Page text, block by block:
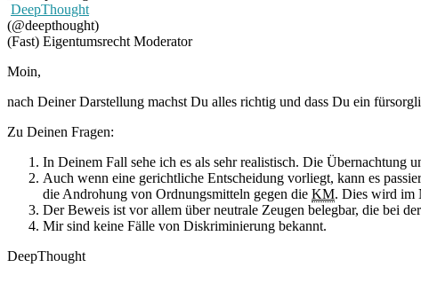
DeepThought
(@deepthought)
(Fast) Eigentumsrecht Moderator
Moin,
nach Deiner Darstellung machst Du alles richtig und dass Du ein
Zu Deinen Fragen:
In Deinem Fall sehe ich es als sehr realistisch. Die Übernachtung
Auch wenn eine gerichtliche Entscheidung vorliegt, kann es
die Androhung von Ordnungsmitteln gegen die KM. Dies wird im
Der Beweis ist vor allem über neutrale Zeugen belegbar, die bei
Mir sind keine Fälle von Diskriminierung bekannt.
DeepThought